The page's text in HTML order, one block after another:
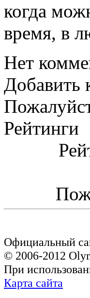
когда
время, в
Нет
Добавить
Рейтинги
Официальный
© 2006-2012
При
Карта сайта